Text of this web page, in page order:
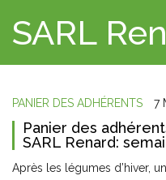
SARL
PANIER DES ADHÉRENTS 7
Panier des
SARL Renard:
Après les légumes d’hiver,